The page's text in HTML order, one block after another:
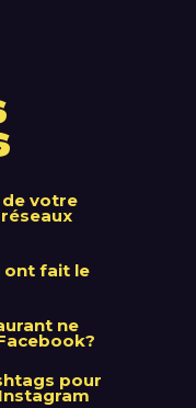
votre
ont fait le
ne
pour